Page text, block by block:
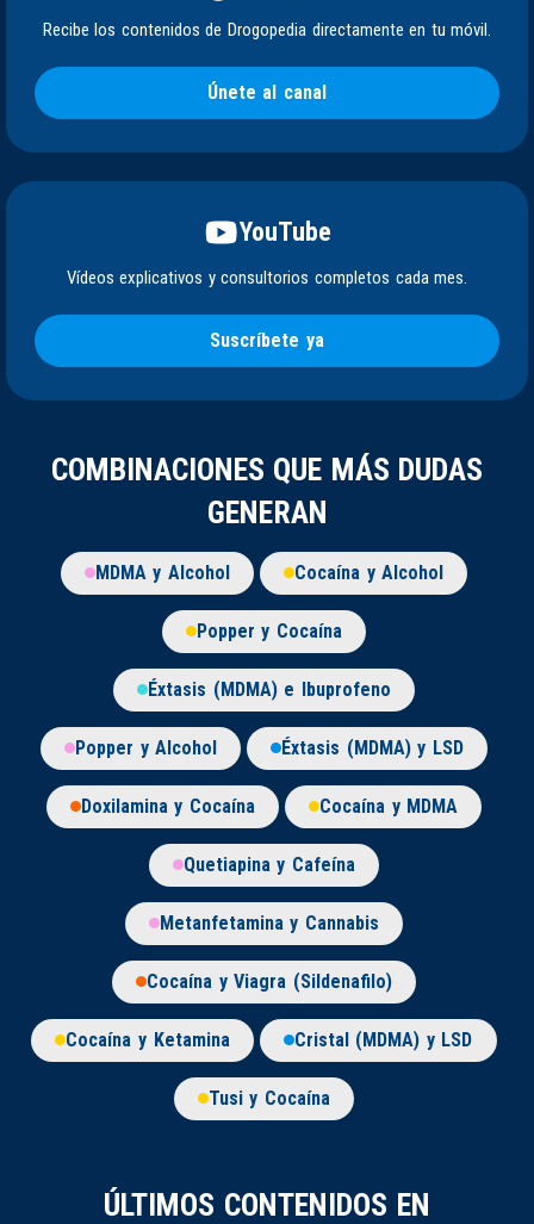
Recibe los contenidos de Drogopedia directamente en tu móvil.
Únete al canal
YouTube
Vídeos explicativos y consultorios completos cada mes.
Suscríbete ya
COMBINACIONES QUE MÁS DUDAS
GENERAN
MDMA y Alcohol Cocaína y Alcohol
Popper y Cocaína
Éxtasis (MDMA) e Ibuprofeno
Popper y Alcohol Éxtasis (MDMA) y LSD
Doxilamina y Cocaína Cocaína y MDMA
Quetiapina y Cafeína
Metanfetamina y Cannabis
Cocaína y Viagra (Sildenafilo)
Cocaína y Ketamina Cristal (MDMA) y LSD
Tusi y Cocaína
ÚLTIMOS CONTENIDOS EN